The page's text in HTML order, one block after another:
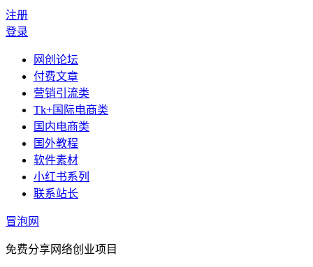
注册
登录
网创论坛
付费文章
营销引流类
Tk+国际电商类
国内电商类
国外教程
软件素材
小红书系列
联系站长
冒泡网
免费分享网络创业项目